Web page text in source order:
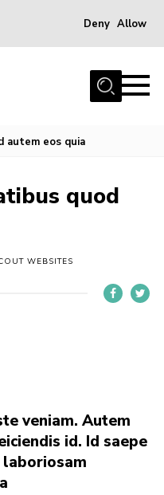
Deny Allow
autem eos quia
quod
WEBSITES
veniam. Autem
id. Id saepe
laboriosam